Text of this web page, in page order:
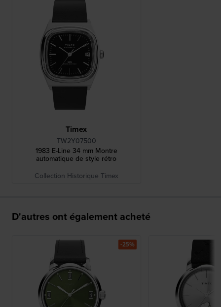
Timex
TW2Y07500
1983 E-Line 34 mm Montre
automatique de style rétro
Collection Historique Timex
D'autres ont également acheté
-25%